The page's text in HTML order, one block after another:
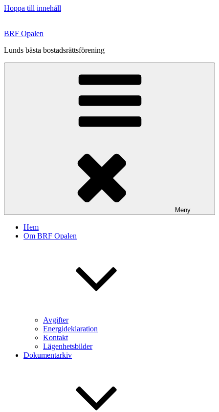
Hoppa till innehåll
BRF Opalen
Lunds bästa bostadsrättsförening
Meny
Hem
Om BRF Opalen
Avgifter
Energideklaration
Kontakt
Lägenhetsbilder
Dokumentarkiv